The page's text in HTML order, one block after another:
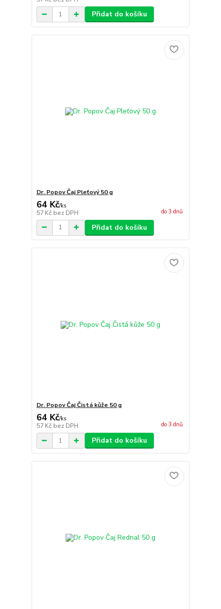
Přidat do košíku
Dr. Popov Čaj Pleťový 50 g
64 Kč/ks
57 Kč bez DPH do 3 dnů
Přidat do košíku
Dr. Popov Čaj Čistá kůže 50 g
64 Kč/ks
57 Kč bez DPH do 3 dnů
Přidat do košíku